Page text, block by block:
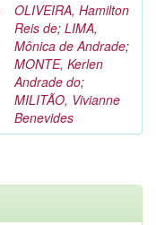
OLIVEIRA, Hamilton
Reis de; LIMA,
Mônica de Andrade;
MONTE, Kerlen
Andrade do;
MILITÃO, Vivianne
Benevides